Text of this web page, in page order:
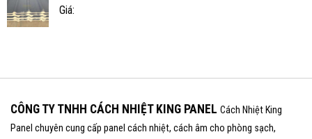
Giá:
CÔNG TY TNHH CÁCH NHIỆT KING PANEL Cách Nhiệt King
Panel chuyên cung cấp panel cách nhiệt, cách âm cho phòng sạch,